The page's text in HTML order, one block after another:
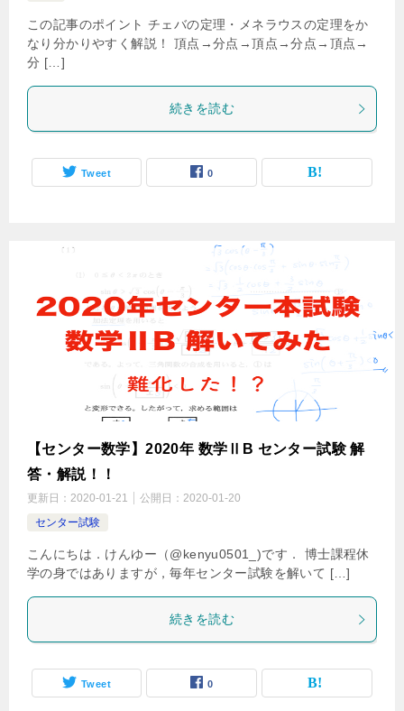
この記事のポイント チェバの定理・メネラウスの定理をか
なり分かりやすく解説！ 頂点→分点→頂点→分点→頂点→
分 […]
続きを読む
Tweet 0
【センター数学】2020年 数学ⅡB センター試験 解
答・解説！！
更新日： 2020-01-21 公開日： 2020-01-20
センター試験
こんにちは．けんゆー（@kenyu0501_)です． 博士課程休
学の身ではありますが，毎年センター試験を解いて […]
続きを読む
Tweet 0